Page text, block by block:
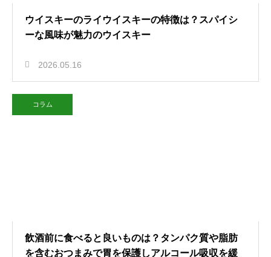
ウイスキーのライウイスキーの特徴は？スパイシ
ーな風味が魅力のウイスキー
2026.05.16
コラム
飲酒前に食べると良いものは？タンパク質や脂肪
を含むおつまみで胃を保護しアルコール吸収を緩